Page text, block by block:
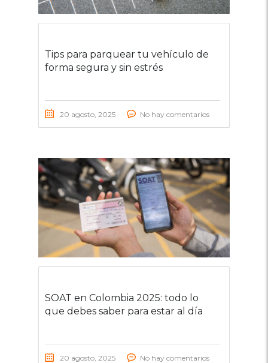
Tips para parquear tu vehículo de
forma segura y sin estrés
20 agosto, 2025 No hay comentarios
SOAT en Colombia 2025: todo lo
que debes saber para estar al día
20 agosto, 2025 No hay comentarios